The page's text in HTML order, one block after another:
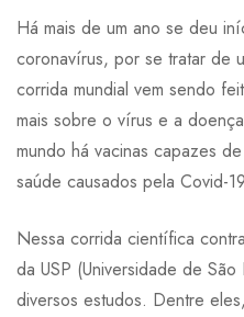
Há mais de um ano se deu
coronavírus, por se tratar de
corrida mundial vem sendo
mais sobre o vírus e a
mundo há vacinas capazes
saúde causados pela Covid-
Nessa corrida científica
da USP (Universidade de São
diversos estudos. Dentre